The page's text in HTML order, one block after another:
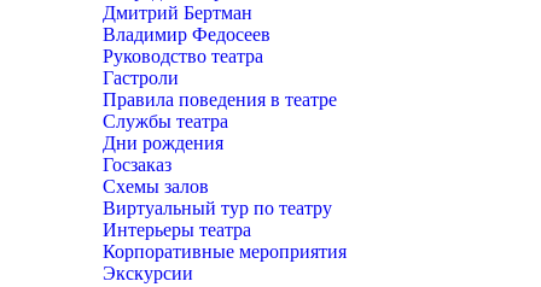
Дмитрий Бертман
Владимир Федосеев
Руководство театра
Гастроли
Правила поведения в театре
Службы театра
Дни рождения
Госзаказ
Схемы залов
Виртуальный тур по театру
Интерьеры театра
Корпоративные мероприятия
Экскурсии